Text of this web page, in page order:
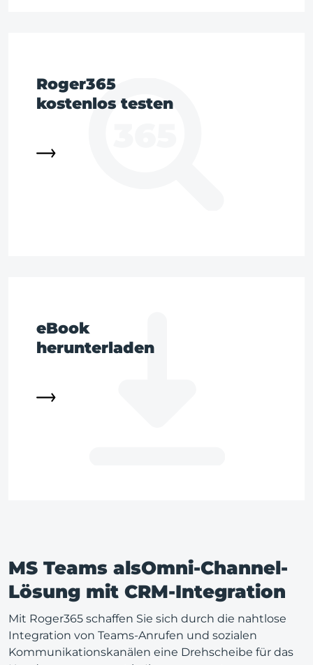
Roger365
kostenlos testen
eBook
herunterladen
MS Teams alsOmni-Channel-
Lösung mit CRM-Integration
Mit Roger365 schaffen Sie sich durch die nahtlose
Integration von Teams-Anrufen und sozialen
Kommunikationskanälen eine Drehscheibe für das